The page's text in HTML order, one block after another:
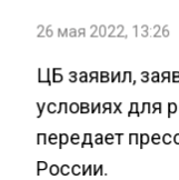
26 мая 2022, 13:26
ЦБ заявил,
условиях для
передает
России.